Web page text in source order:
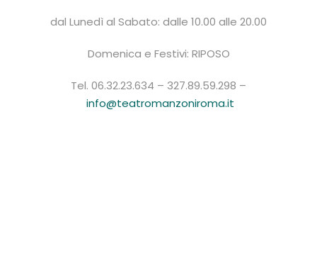
dal Lunedì al Sabato: dalle 10.00 alle 20.00
Domenica e Festivi: RIPOSO
Tel. 06.32.23.634 – 327.89.59.298 –
info@teatromanzoniroma.it